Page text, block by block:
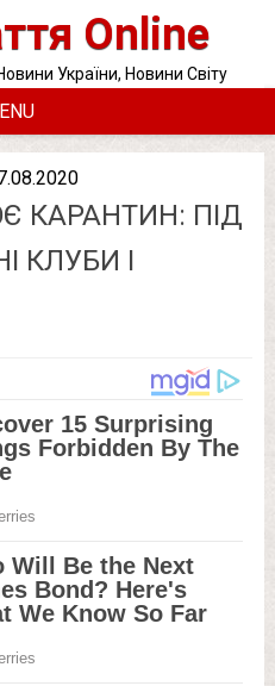
Online
України, Новини Світу
КАРАНТИН: ПІД
КЛУБИ І